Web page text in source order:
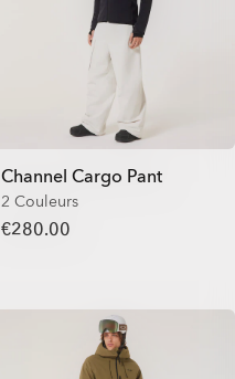
Channel Cargo Pant
2 Couleurs
€280.00